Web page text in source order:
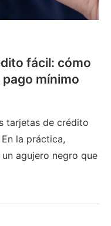
fácil: cómo
mínimo
tarjetas de crédito
la práctica,
agujero negro que